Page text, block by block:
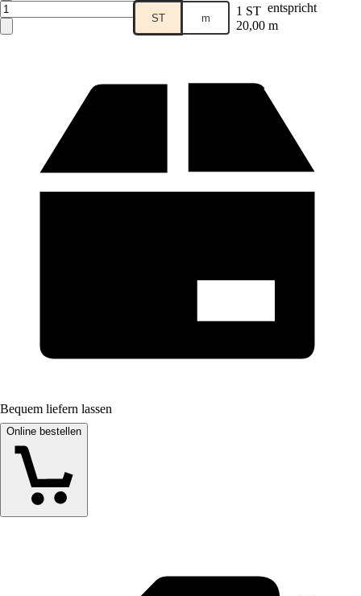
ST m 1 ST entspricht
20,00 m
Bequem liefern lassen
Online bestellen